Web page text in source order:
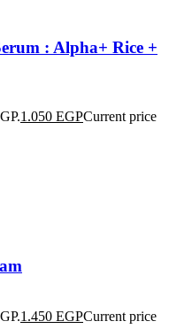
: Alpha+ Rice +
1.050 EGPCurrent price
1.450 EGPCurrent price